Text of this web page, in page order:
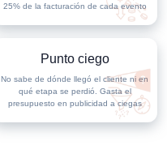
25% de la facturación de cada evento
Punto ciego
No sabe de dónde llegó el cliente ni en
qué etapa se perdió. Gasta el
presupuesto en publicidad a ciegas